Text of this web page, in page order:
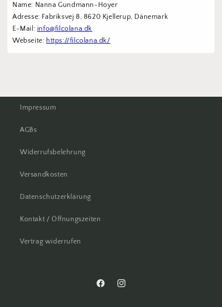
Name: Nanna Gundmann-Hoyer
Adresse: Fabriksvej 8, 8620 Kjellerup, Dänemark
E-Mail: info@filcolana.dk
Webseite: https://filcolana.dk/
Impressum
AGBs
Widerrufsbelehrung
Versandkosten
Datenschutzerklärung
Kontakt / Öffnungszeiten
Vertrag widerrufen
FacebookInstagram